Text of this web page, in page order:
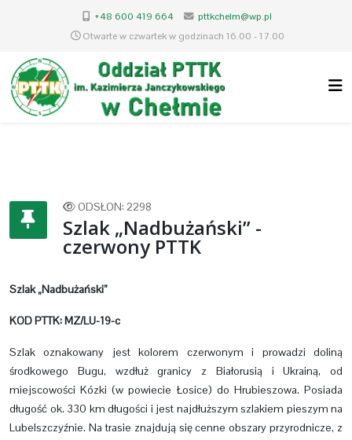
+48 600 419 664
pttkchelm@wp.pl
Otwarte w czwartek w godzinach 16.00 - 17.00
ODSŁON: 2298
Szlak „Nadbużański” -
czerwony PTTK
Szlak „Nadbużański”
KOD PTTK: MZ/LU-19-c
Szlak oznakowany jest kolorem czerwonym i prowadzi doliną
środkowego Bugu, wzdłuż granicy z Białorusią i Ukrainą, od
miejscowości Kózki (w powiecie Łosice) do Hrubieszowa. Posiada
długość ok. 330 km długości i jest najdłuższym szlakiem pieszym na
Lubelszczyźnie. Na trasie znajdują się cenne obszary przyrodnicze, z